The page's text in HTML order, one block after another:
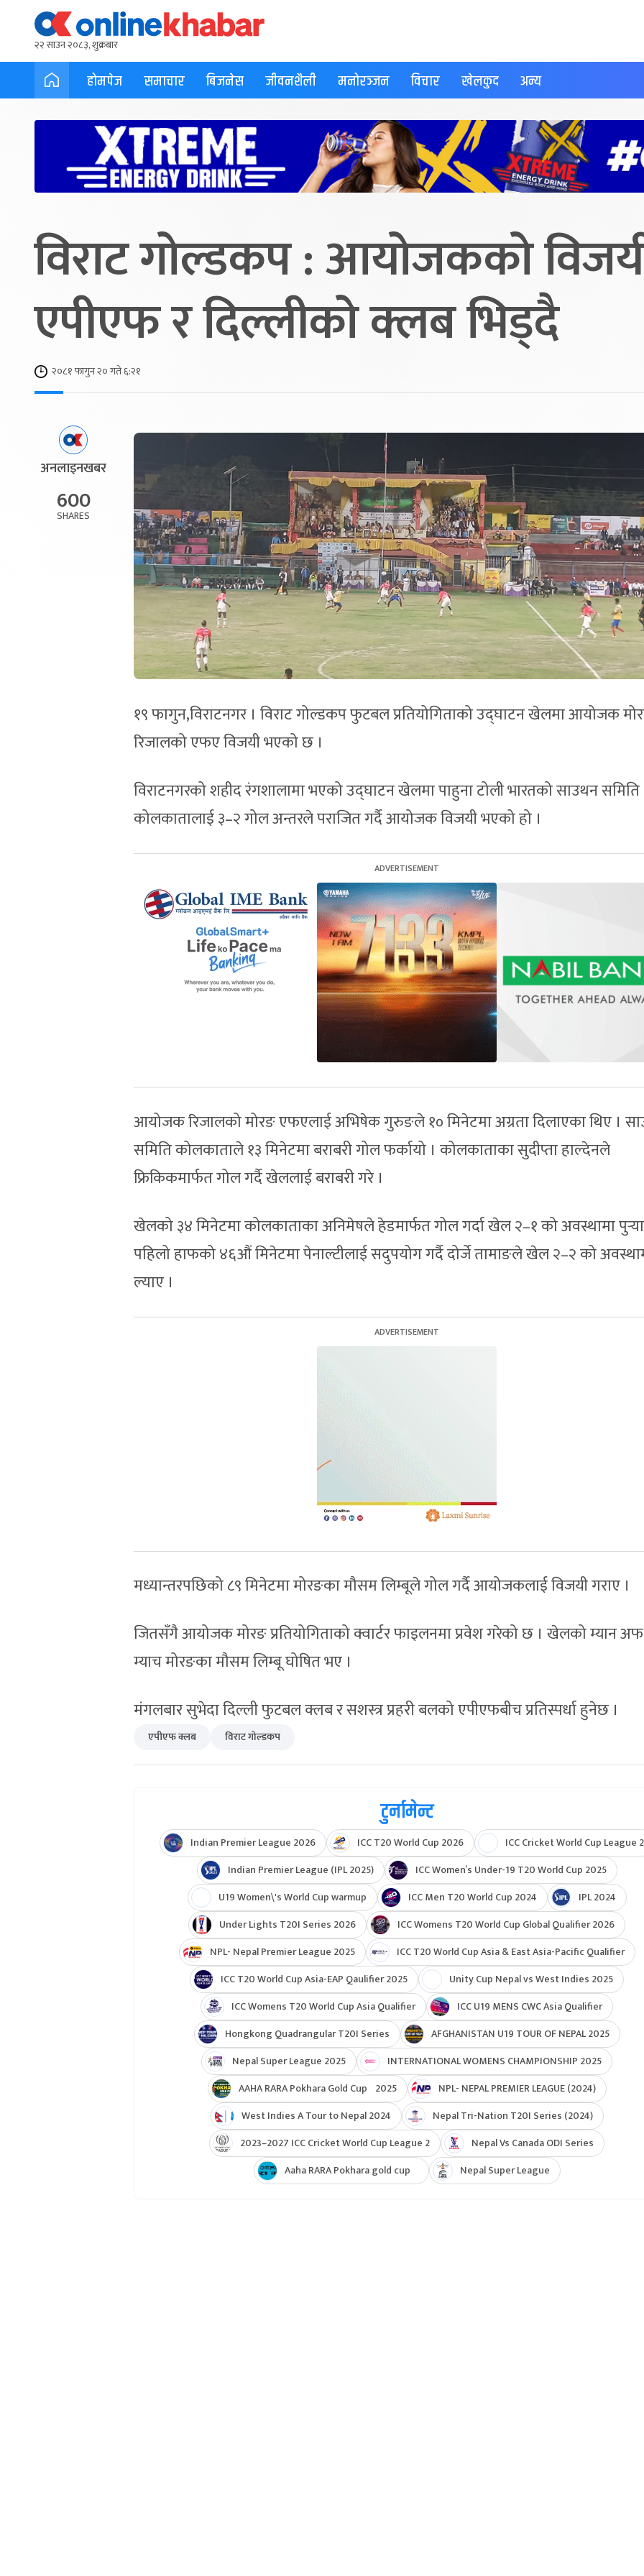
२२ साउन २०८३, शुक्रबार
होमपेज समाचार बिजनेस जीवनशैली मनोरञ्जन विचार खेलकुद अन्य
विराट गोल्डकप : आयोजकको
एपीएफ र दिल्लीको क्लब भिड्दै
२०८१ फागुन २० गते ६:२१
अनलाइनखबर
600
SHARES
१९ फागुन,विराटनगर । विराट गोल्डकप फुटबल प्रतियोगिताको उद्घाटन खेलमा आयोजक
रिजालको एफए विजयी भएको छ ।
विराटनगरको शहीद रंगशालामा भएको उद्घाटन खेलमा पाहुना टोली भारतको साउथन समिति
कोलकातालाई ३–२ गोल अन्तरले पराजित गर्दै आयोजक विजयी भएको हो ।
आयोजक रिजालको मोरङ एफएलाई अभिषेक गुरुङले १० मिनेटमा अग्रता दिलाएका थिए ।
समिति कोलकाताले १३ मिनेटमा बराबरी गोल फर्कायो । कोलकाताका सुदीप्ता हाल्देनले
फ्रिकिकमार्फत गोल गर्दै खेललाई बराबरी गरे ।
खेलको ३४ मिनेटमा कोलकाताका अनिमेषले हेडमार्फत गोल गर्दा खेल २–१ को अवस्थामा
पहिलो हाफको ४६औं मिनेटमा पेनाल्टीलाई सदुपयोग गर्दै दोर्जे तामाङले खेल २–२ को
ल्याए ।
मध्यान्तरपछिको ८९ मिनेटमा मोरङका मौसम लिम्बूले गोल गर्दै आयोजकलाई विजयी गराए ।
जितसँगै आयोजक मोरङ प्रतियोगिताको क्वार्टर फाइलनमा प्रवेश गरेको छ । खेलको म्यान
म्याच मोरङका मौसम लिम्बू घोषित भए ।
मंगलबार सुभेदा दिल्ली फुटबल क्लब र सशस्त्र प्रहरी बलको एपीएफबीच प्रतिस्पर्धा हुनेछ ।
एपीएफ क्लब विराट गोल्डकप
टुर्नामेन्ट
Indian Premier League 2026 ICC T20 World Cup 2026
ICC Cricket World Cup League 2
Indian Premier League (IPL 2025)
ICC Women’s Under-19 T20 World Cup 2025
U19 Women\'s World Cup warmup
ICC Men T20 World Cup 2024
IPL 2024
Under Lights T20I Series 2026
ICC Womens T20 World Cup Global Qualifier 2026
NPL- Nepal Premier League 2025
ICC T20 World Cup Asia & East Asia-Pacific Qualifier
ICC T20 World Cup Asia-EAP Qaulifier 2025
Unity Cup Nepal vs West Indies 2025
ICC Womens T20 World Cup Asia Qualifier
ICC U19 MENS CWC Asia Qualifier
Hongkong Quadrangular T20I Series
AFGHANISTAN U19 TOUR OF NEPAL 2025
Nepal Super League 2025
INTERNATIONAL WOMENS CHAMPIONSHIP 2025
AAHA RARA Pokhara Gold Cup 2025
NPL- NEPAL PREMIER LEAGUE (2024)
West Indies A Tour to Nepal 2024
Nepal Tri-Nation T20I Series (2024)
2023–2027 ICC Cricket World Cup League 2
Nepal Vs Canada ODI Series
Aaha RARA Pokhara gold cup
Nepal Super League